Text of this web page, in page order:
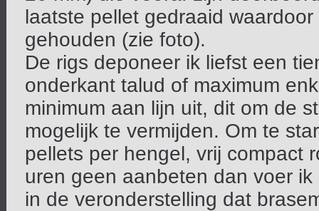
laatste pellet gedraaid
gehouden (zie foto).
De rigs deponeer ik liefst een
onderkant talud of maximum
minimum aan lijn uit, dit om de
mogelijk te vermijden. Om te
pellets per hengel, vrij compact
uren geen aanbeten dan voer
in de veronderstelling dat